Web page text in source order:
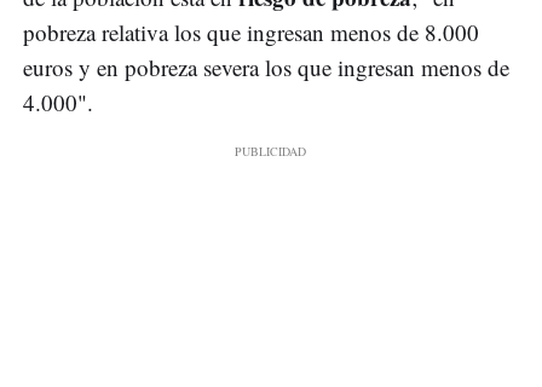
pobreza relativa los que ingresan menos de 8.000
euros y en pobreza severa los que ingresan menos de
4.000".